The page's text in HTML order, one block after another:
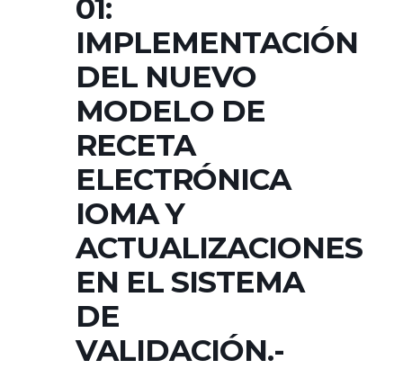
01:
IMPLEMENTACIÓN
DEL NUEVO
MODELO DE
RECETA
ELECTRÓNICA
IOMA Y
ACTUALIZACIONES
EN EL SISTEMA
DE
VALIDACIÓN.-